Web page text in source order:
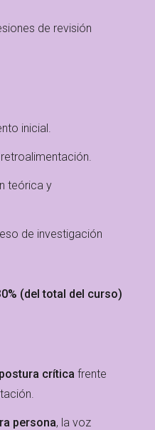
de revisión
inicial.
teórica y
de investigación
(del total del curso)
postura crítica frente
persona, la voz